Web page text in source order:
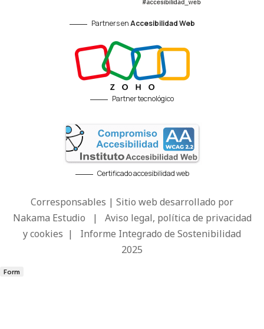
Partners enAccesibilidad Web
Partner tecnológico
Certificado accesibilidad web
Corresponsables | Sitio web desarrollado por
Nakama Estudio | Aviso legal, política de privacidad
y cookies | Informe Integrado de Sostenibilidad
2025
Form